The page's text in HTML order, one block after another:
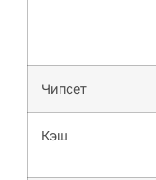
Чипсет
Кэш